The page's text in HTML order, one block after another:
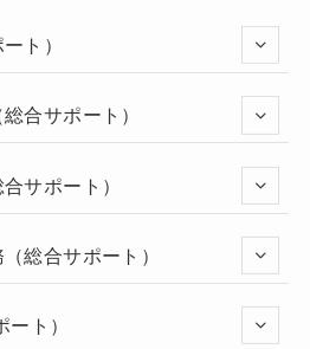
ト）
合サポート）
サポート）
総合サポート）
ト）